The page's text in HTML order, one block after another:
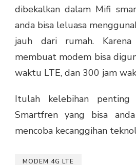
dibekalkan dalam Mifi
anda bisa leluasa
jauh dari rumah.
membuat modem bisa
waktu LTE, dan 300 jam
Itulah kelebihan
Smartfren yang bisa
mencoba kecanggihan
MODEM 4G LTE